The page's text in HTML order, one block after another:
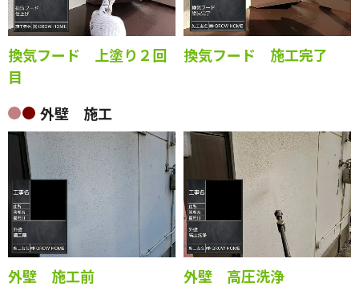
換気フード 上塗り２回
目
換気フード 施工完了
外壁 施工
外壁 施工前 外壁 高圧洗浄